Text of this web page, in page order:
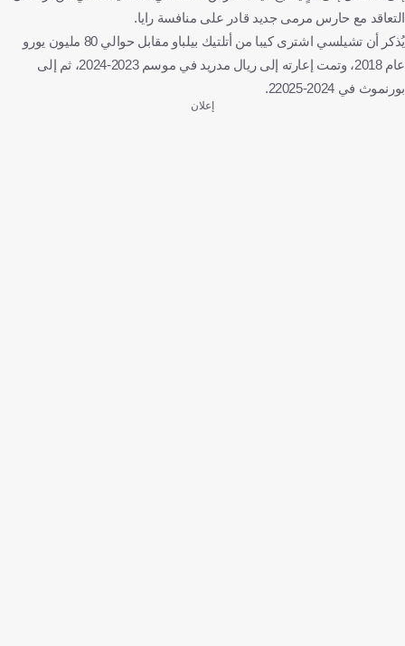
التعاقد مع حارس مرمى جديد قادر على منافسة رايا.
يُذكر أن تشيلسي اشترى كيبا من أتلتيك بيلباو مقابل حوالي 80 مليون يورو
عام 2018، وتمت إعارته إلى ريال مدريد في موسم 2023-2024، ثم إلى
بورنموث في 2024-22025.
إعلان